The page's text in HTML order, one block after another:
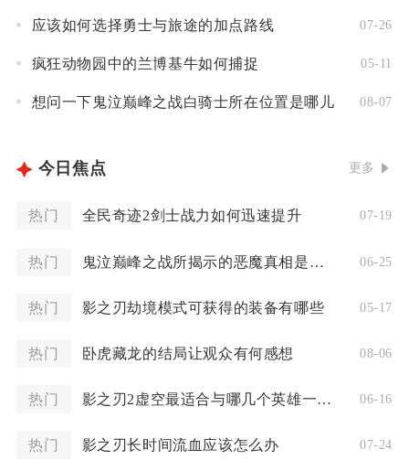
应该如何选择勇士与旅途的加点路线 07-26
疯狂动物园中的兰博基牛如何捕捉 05-11
想问一下鬼泣巅峰之战白骑士所在位置是哪儿 08-07
今日焦点 更多
热门 全民奇迹2剑士战力如何迅速提升 07-19
热门 鬼泣巅峰之战所揭示的恶魔真相是什么 06-25
热门 影之刃劫境模式可获得的装备有哪些 05-17
热门 卧虎藏龙的结局让观众有何感想 08-06
热门 影之刃2虚空最适合与哪几个英雄一同上阵 06-16
热门 影之刃长时间流血应该怎么办 07-24